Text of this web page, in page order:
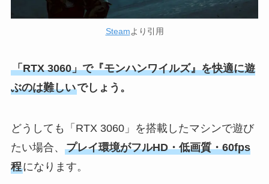
Steamより引用
「RTX 3060」で『モンハンワイルズ』を快適に遊
ぶのは難しいでしょう。
どうしても「RTX 3060」を搭載したマシンで遊び
たい場合、 プレイ環境がフルHD・低画質・60fps
程になります。